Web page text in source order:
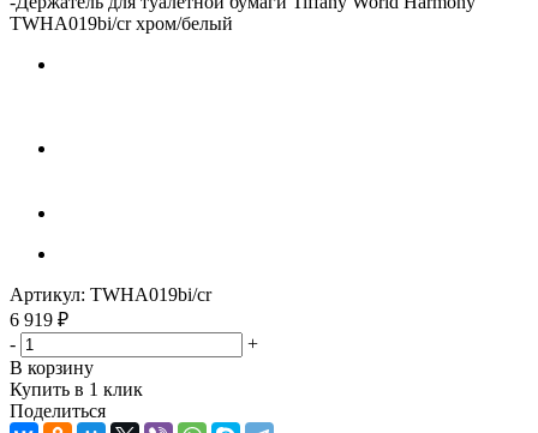
TWHA019bi/cr хром/белый
Артикул: TWHA019bi/cr
6 919 ₽
-
+
В корзину
Купить в 1 клик
Поделиться